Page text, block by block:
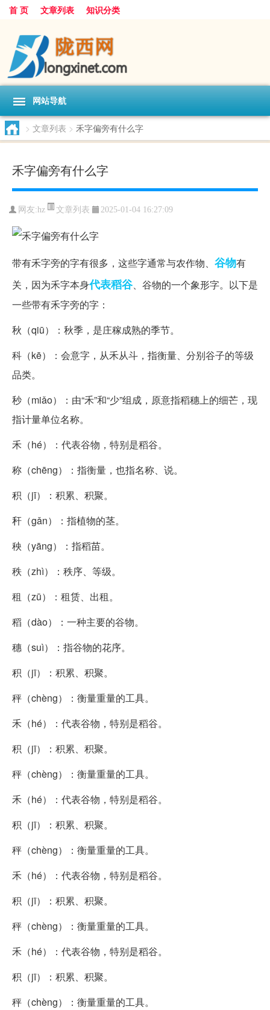
首 页 文章列表 知识分类
网站导航
> 文章列表 > 禾字偏旁有什么字
禾字偏旁有什么字
网友:hz 文章列表 2025-01-04 16:27:09
带有禾字旁的字有很多，这些字通常与农作物、 谷物有
关，因为禾字本身代表稻谷、谷物的一个象形字。以下是
一些带有禾字旁的字：
秋（qiū）：秋季，是庄稼成熟的季节。
科（kē）：会意字，从禾从斗，指衡量、分别谷子的等级
品类。
秒（miǎo）：由“禾”和“少”组成，原意指稻穗上的细芒，现
指计量单位名称。
禾（hé）：代表谷物，特别是稻谷。
称（chēng）：指衡量，也指名称、说。
积（jī）：积累、积聚。
秆（gǎn）：指植物的茎。
秧（yāng）：指稻苗。
秩（zhì）：秩序、等级。
租（zū）：租赁、出租。
稻（dào）：一种主要的谷物。
穗（suì）：指谷物的花序。
积（jī）：积累、积聚。
秤（chèng）：衡量重量的工具。
禾（hé）：代表谷物，特别是稻谷。
积（jī）：积累、积聚。
秤（chèng）：衡量重量的工具。
禾（hé）：代表谷物，特别是稻谷。
积（jī）：积累、积聚。
秤（chèng）：衡量重量的工具。
禾（hé）：代表谷物，特别是稻谷。
积（jī）：积累、积聚。
秤（chèng）：衡量重量的工具。
禾（hé）：代表谷物，特别是稻谷。
积（jī）：积累、积聚。
秤（chèng）：衡量重量的工具。